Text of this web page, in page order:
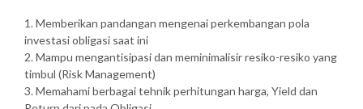
1. Memberikan pandangan mengenai perkembangan pola
investasi obligasi saat ini
2. Mampu mengantisipasi dan meminimalisir resiko-resiko yang
timbul (Risk Management)
3. Memahami berbagai tehnik perhitungan harga, Yield dan